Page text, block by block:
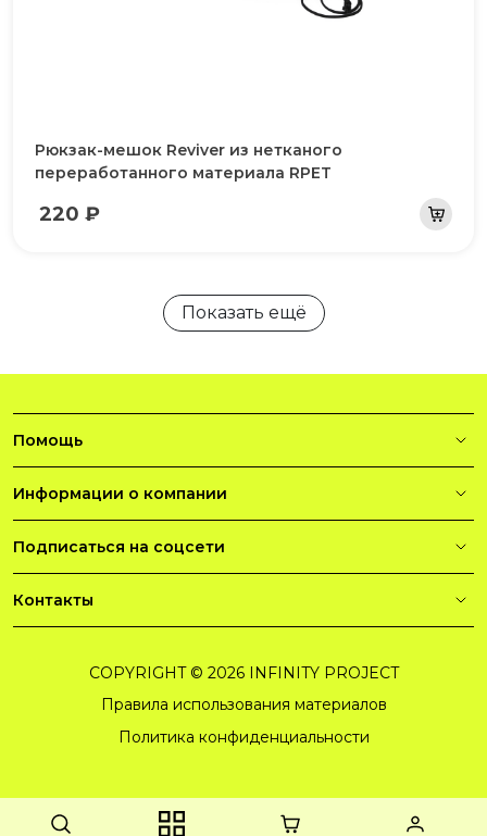
Рюкзак-мешок Reviver из нетканого
переработанного материала RPET
220 ₽
Показать ещё
Помощь
Информации о компании
Подписаться на соцсети
Контакты
COPYRIGHT © 2026 INFINITY PROJECT
Правила использования материалов
Политика конфиденциальности